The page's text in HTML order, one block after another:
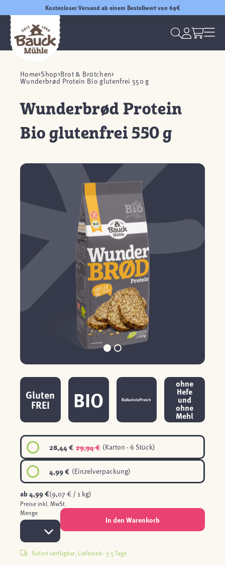
Kostenloser Versand ab einem Bestellwert von 69€
Home Shop Brot & Brötchen
Wunderbrød Protein Bio glutenfrei 550 g
Gluten
FREI BIO Ballaststoffreich
ohne
Hefe
und
ohne
Mehl
Wunderbrød Protein
Bio glutenfrei 550 g
28,44 € 29,94 € (Karton - 6 Stück)
4,99 € (Einzelverpackung)
ab4,99 €(9,07 € / 1 kg)
Preise inkl. MwSt.
Menge
In den Warenkorb
Sofort verfügbar, Lieferzeit: 3-5 Tage